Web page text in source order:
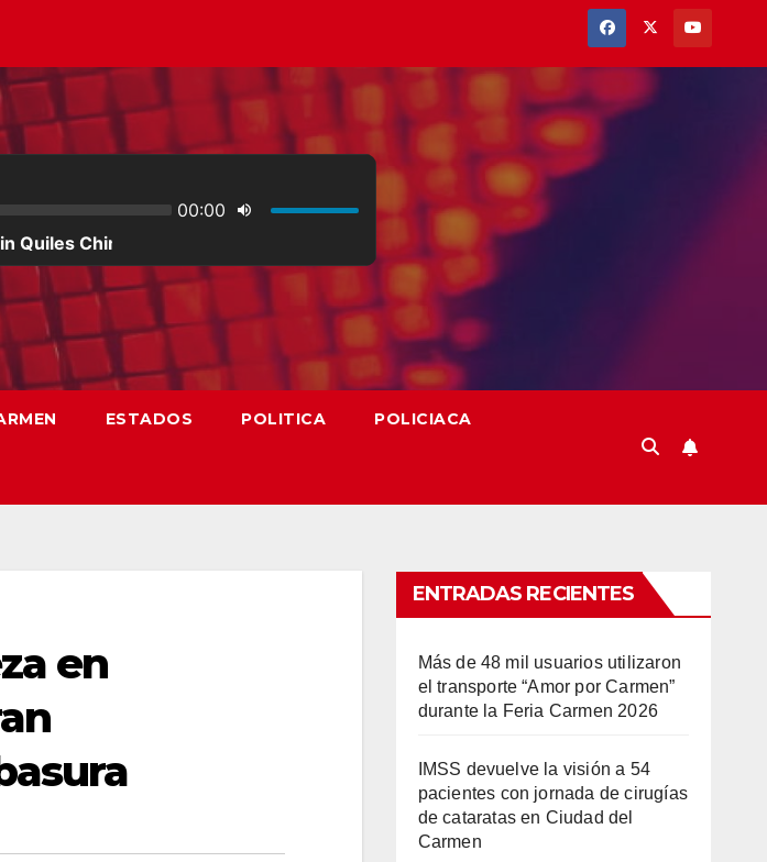
ESTADOS POLITICA POLICIACA
en
ENTRADAS RECIENTES
Más de 48 mil usuarios utilizaron
el transporte “Amor por Carmen”
durante la Feria Carmen 2026
IMSS devuelve la visión a 54
pacientes con jornada de cirugías
de cataratas en Ciudad del
Carmen